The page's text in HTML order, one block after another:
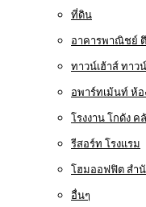
ที่ดิน
อาคารพาณิชย์
ทาวน์เฮ้าส์ ทาว
อพาร์ทเม้นท์ ห้อ
โรงงาน โกดัง ค
รีสอร์ท โรงแรม
โฮมออฟฟิต สำ
อื่นๆ